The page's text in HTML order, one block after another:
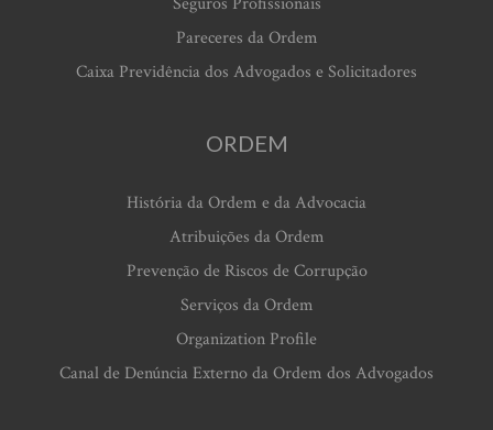
Pareceres da Ordem
Caixa Previdência dos Advogados e Solicitadores
ORDEM
História da Ordem e da Advocacia
Atribuições da Ordem
Prevenção de Riscos de Corrupção
Serviços da Ordem
Organization Profile
Canal de Denúncia Externo da Ordem dos Advogados